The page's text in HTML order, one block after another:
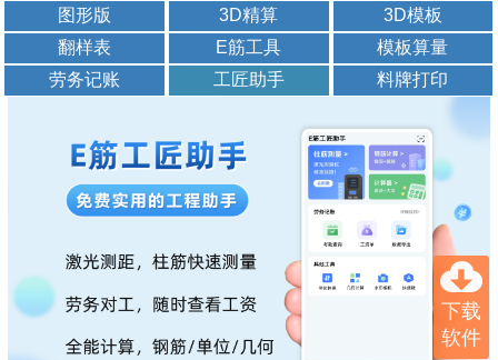
图形版 3D精算
3D模板
翻样表
E筋工具
模板算量
劳务记账
工匠助手 料牌打印
下载
软件